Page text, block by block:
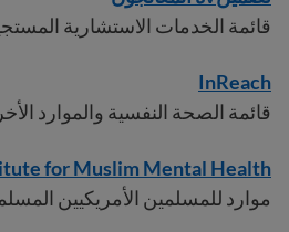
قائمة الخدمات الاستشارية
InReach
قائمة الصحة النفسية والموارد
for Muslim Mental Health
موارد للمسلمين الأمريكيين